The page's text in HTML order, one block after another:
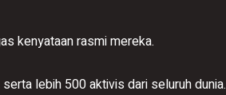
kenyataan rasmi mereka.
lebih 500 aktivis dari seluruh dunia.